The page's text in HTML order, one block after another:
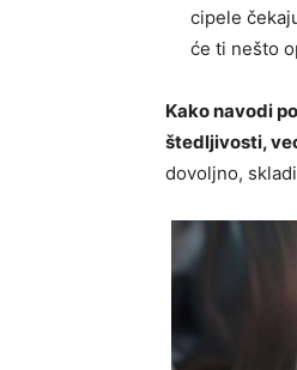
cipele
će ti nešto
Kako navodi
štedljivosti,
dovoljno,